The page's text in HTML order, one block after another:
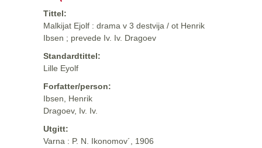
Tittel:
Malkijat Ejolf : drama v 3 destvija / ot Henrik
Ibsen ; prevede Iv. Iv. Dragoev
Standardtittel:
Lille Eyolf
Forfatter/person:
Ibsen, Henrik
Dragoev, Iv. Iv.
Utgitt:
Varna : P. N. Ikonomov´, 1906